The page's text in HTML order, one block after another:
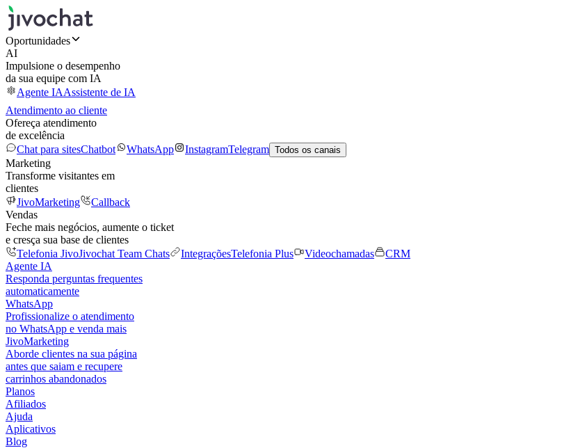
Oportunidades
AI
Impulsione o desempenho
da sua equipe com IA
Agente IAAssistente de IA
Atendimento ao cliente
Ofereça atendimento
de excelência
Chat para sitesChatbot WhatsApp InstagramTelegram Todos os canais
Marketing
Transforme visitantes em
clientes
JivoMarketing
Callback
Vendas
Feche mais negócios, aumente o ticket
e cresça sua base de clientes
Telefonia JivoJivochat Team Chats IntegraçõesTelefonia Plus Videochamadas
CRM
Agente IA
Responda perguntas frequentes
automaticamente
WhatsApp
Profissionalize o atendimento
no WhatsApp e venda mais
JivoMarketing
Aborde clientes na sua página
antes que saiam e recupere
carrinhos abandonados
Planos
Afiliados
Ajuda
Aplicativos
Blog